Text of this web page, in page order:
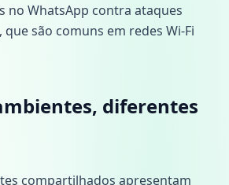
no WhatsApp contra ataques
são comuns em redes Wi-Fi
diferentes
compartilhados apresentam